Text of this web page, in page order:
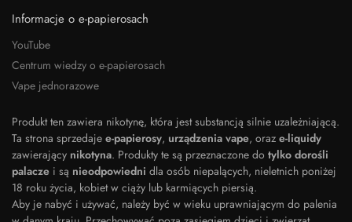
Informacje o e-papierosach
YouTube
Centrum wiedzy o e-papierosach
Vape jednorazowe
Produkt ten zawiera nikotynę, która jest substancją silnie uzależniającą.
Ta strona sprzedaje e-papierosy, urządzenia vape, oraz e-liquidy
zawierający nikotyna. Produkty te są przeznaczone do tylko dorośli
palacze i są nieodpowiedni dla osób niepalących, nieletnich poniżej
18 roku życia, kobiet w ciąży lub karmiących piersią.
Aby je nabyć i używać, należy być w wieku uprawniającym do palenia